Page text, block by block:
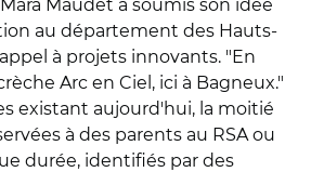
Maudet a soumis son idée
au département des Hauts-
à projets innovants. "En
Arc en Ciel, ici à Bagneux."
existant aujourd'hui, la moitié
à des parents au RSA ou
durée, identifiés par des